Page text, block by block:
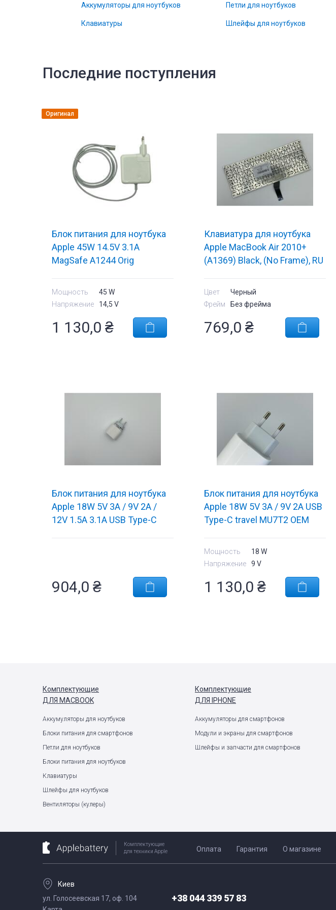
Аккумуляторы для ноутбуков Петли для ноутбуков
Клавиатуры Шлейфы для ноутбуков
Последние поступления
Оригинал
Блок питания для ноутбука
Apple 45W 14.5V 3.1A
MagSafe A1244 Orig
Мощность
45 W
Напряжение
14,5 V
1 130,0 ₴
Клавиатура для ноутбука
Apple MacBook Air 2010+
(A1369) Black, (No Frame), RU
Цвет
Черный
Фрейм
Без фрейма
769,0 ₴
Блок питания для ноутбука
Apple 18W 5V 3A / 9V 2A /
12V 1.5A 3.1A USB Type-C
904,0 ₴
Блок питания для ноутбука
Apple 18W 5V 3A / 9V 2A USB
Type-C travel MU7T2 OEM
Мощность
18 W
Напряжение
9 V
1 130,0 ₴
Комплектующие
ДЛЯ MACBOOK
Аккумуляторы для ноутбуков
Блоки питания для смартфонов
Петли для ноутбуков
Блоки питания для ноутбуков
Клавиатуры
Шлейфы для ноутбуков
Вентиляторы (кулеры)
Комплектующие
ДЛЯ IPHONE
Аккумуляторы для смартфонов
Модули и экраны для смартфонов
Шлейфы и запчасти для смартфонов
Комплектующие
для техники Apple
Оплата Гарантия О магазине
Киев
ул. Голосеевская 17, оф. 104
+38 044 339 57 83